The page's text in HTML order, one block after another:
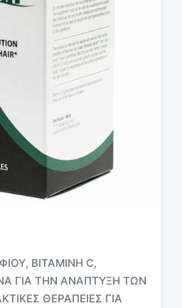
, ΒΙΤΑΜΊΝΗ C,
ΓΙΑ ΤΗΝ ΑΝΆΠΤΥΞΗ ΤΩΝ
ΘΕΡΑΠΕΊΕΣ ΓΙΑ